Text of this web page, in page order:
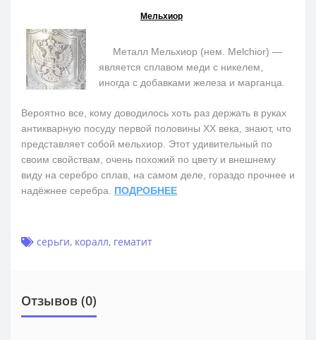
Мельхиор
Металл Мельхиор (нем. Melchior) —
является сплавом меди с никелем,
иногда с добавками железа и марганца.
Вероятно все, кому доводилось хоть раз держать в руках
антикварную посуду первой половины ХХ века, знают, что
представляет собой мельхиор. Этот удивительный по
своим свойствам, очень похожий по цвету и внешнему
виду на серебро сплав, на самом деле, гораздо прочнее и
надёжнее серебра. ПОДРОБНЕЕ
серьги, коралл, гематит
Отзывов (0)